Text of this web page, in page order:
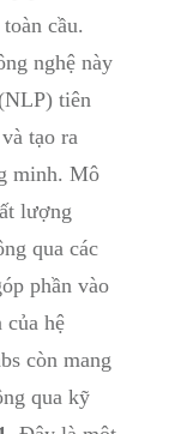
cầu.
nghệ này
tiên
tạo ra
minh. Mô
lượng
qua các
phần vào
hệ
còn mang
qua kỹ